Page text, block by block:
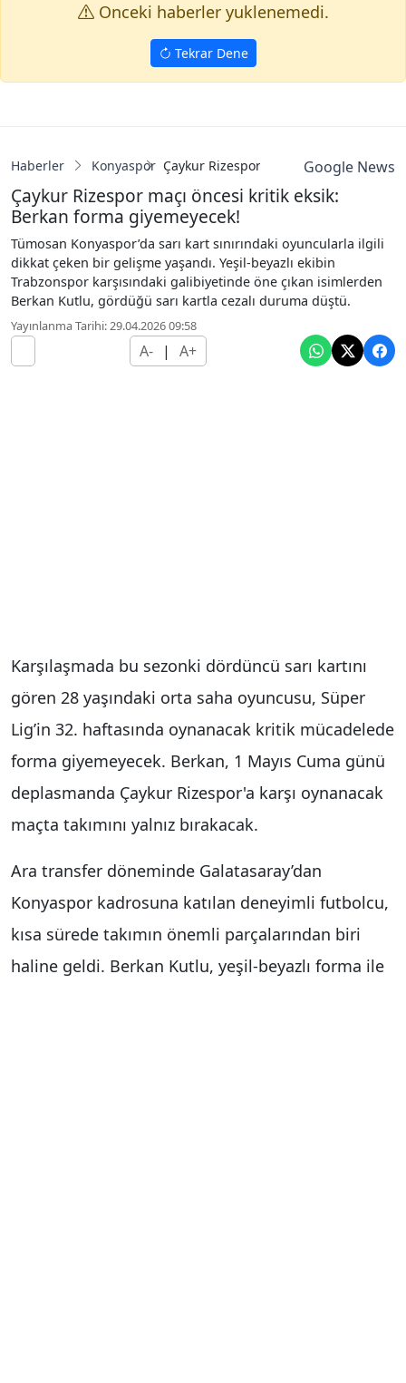
Onceki haberler yuklenemedi.
Tekrar Dene
Haberler Konyaspor Çaykur Rizespor maçı öncesi kritik
Google News
Çaykur Rizespor maçı öncesi kritik eksik:
Berkan forma giyemeyecek!
Tümosan Konyaspor’da sarı kart sınırındaki oyuncularla ilgili
dikkat çeken bir gelişme yaşandı. Yeşil-beyazlı ekibin
Trabzonspor karşısındaki galibiyetinde öne çıkan isimlerden
Berkan Kutlu, gördüğü sarı kartla cezalı duruma düştü.
Yayınlanma Tarihi: 29.04.2026 09:58
A- | A+
Karşılaşmada bu sezonki dördüncü sarı kartını
gören 28 yaşındaki orta saha oyuncusu, Süper
Lig’in 32. haftasında oynanacak kritik mücadelede
forma giyemeyecek. Berkan, 1 Mayıs Cuma günü
deplasmanda Çaykur Rizespor'a karşı oynanacak
maçta takımını yalnız bırakacak.
Ara transfer döneminde Galatasaray’dan
Konyaspor kadrosuna katılan deneyimli futbolcu,
kısa sürede takımın önemli parçalarından biri
haline geldi. Berkan Kutlu, yeşil-beyazlı forma ile